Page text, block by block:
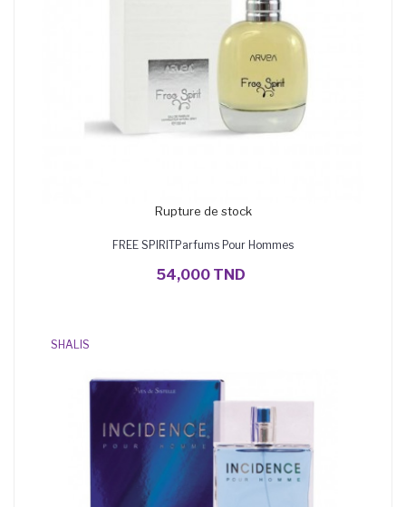
Rupture de stock
FREE SPIRITParfums Pour Hommes
54,000 TND
SHALIS